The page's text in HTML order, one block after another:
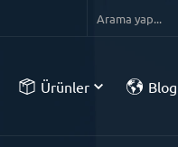
Ürünler Blog